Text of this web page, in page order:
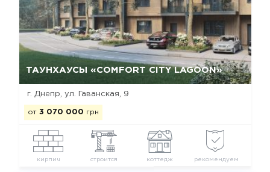
ТАУНХАУСЫ «COMFORT CITY LAGOON»
г. Днепр, ул. Гаванская, 9
от 3 070 000 грн
кирпич строится коттедж рекомендуем
Да, удалить